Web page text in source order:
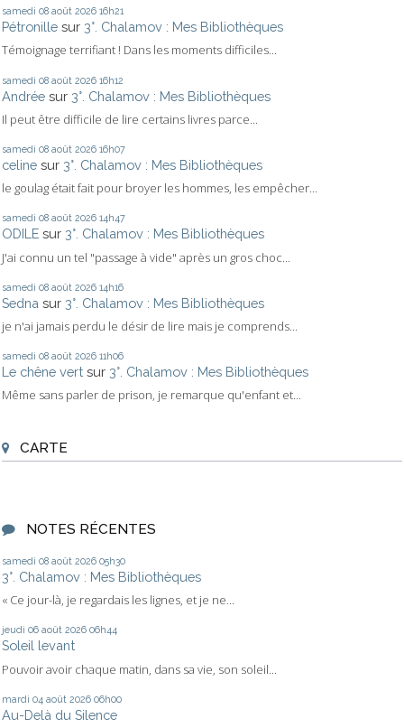
samedi 08 août 2026 16h21
Pétronille sur 3°. Chalamov : Mes Bibliothèques
Témoignage terrifiant ! Dans les moments difficiles...
samedi 08 août 2026 16h12
Andrée sur 3°. Chalamov : Mes Bibliothèques
Il peut être difficile de lire certains livres parce...
samedi 08 août 2026 16h07
celine sur 3°. Chalamov : Mes Bibliothèques
le goulag était fait pour broyer les hommes, les empêcher...
samedi 08 août 2026 14h47
ODILE sur 3°. Chalamov : Mes Bibliothèques
J'ai connu un tel "passage à vide" après un gros choc...
samedi 08 août 2026 14h16
Sedna sur 3°. Chalamov : Mes Bibliothèques
je n'ai jamais perdu le désir de lire mais je comprends...
samedi 08 août 2026 11h06
Le chêne vert sur 3°. Chalamov : Mes Bibliothèques
Même sans parler de prison, je remarque qu'enfant et...
CARTE
NOTES RÉCENTES
samedi 08 août 2026 05h30
3°. Chalamov : Mes Bibliothèques
« Ce jour-là, je regardais les lignes, et je ne...
jeudi 06 août 2026 06h44
Soleil levant
Pouvoir avoir chaque matin, dans sa vie, son soleil...
mardi 04 août 2026 06h00
Au-Delà du Silence